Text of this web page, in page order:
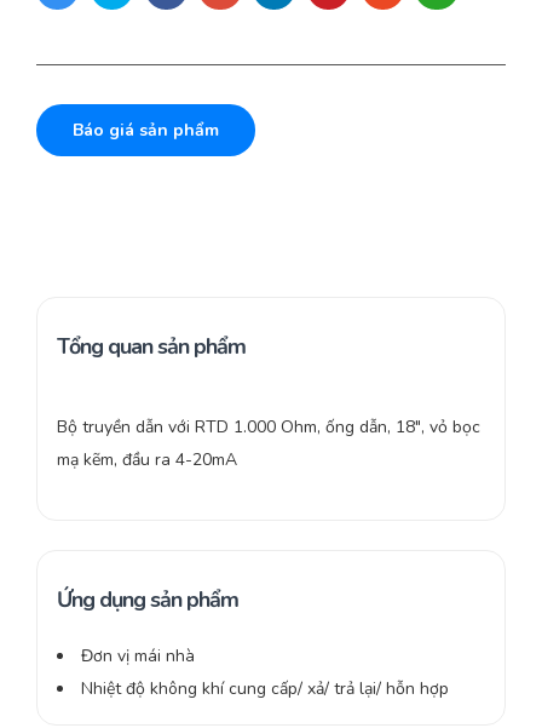
Báo giá sản phẩm
Tổng quan sản phẩm
Bộ truyền dẫn với RTD 1.000 Ohm, ống dẫn, 18″, vỏ bọc
mạ kẽm, đầu ra 4-20mA
Ứng dụng sản phẩm
Đơn vị mái nhà
Nhiệt độ không khí cung cấp/ xả/ trả lại/ hỗn hợp